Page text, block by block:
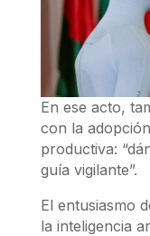
En ese acto,
con la
productiva:
guía vigilante”.
El entusiasmo
la inteligencia